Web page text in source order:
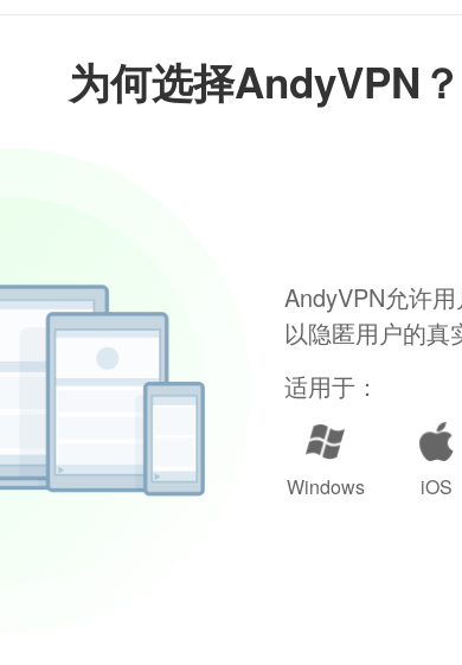
为何选择AndyVPN？
AndyVPN允许
以隐匿用户的真
适用于：
Windows iOS